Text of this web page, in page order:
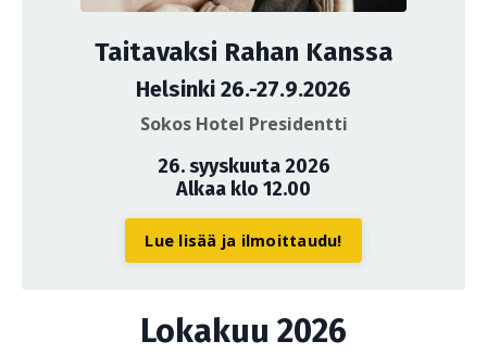
Taitavaksi Rahan Kanssa
Helsinki 26.-27.9.2026
Sokos Hotel Presidentti
26. syyskuuta 2026
Alkaa klo 12.00
Lue lisää ja ilmoittaudu!
Lokakuu 2026